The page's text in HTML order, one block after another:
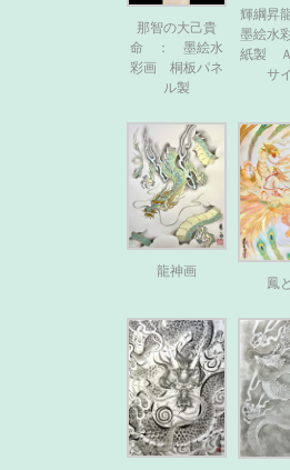
那智の大己貴
命 ： 墨絵水
彩画 桐板パネ
ル製
輝綱
墨絵水
紙製
サ
龍神画
鳳